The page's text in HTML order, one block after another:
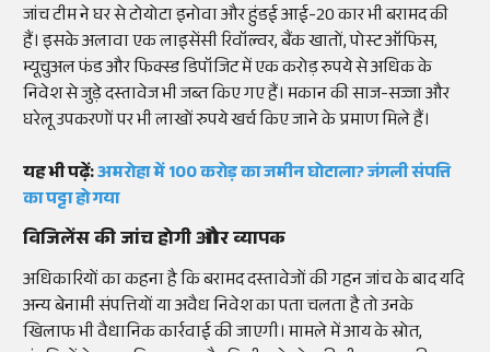
जांच टीम ने घर से टोयोटा इनोवा और हुंडई आई-20 कार भी बरामद की
हैं। इसके अलावा एक लाइसेंसी रिवॉल्वर, बैंक खातों, पोस्ट ऑफिस,
म्यूचुअल फंड और फिक्स्ड डिपॉजिट में एक करोड़ रुपये से अधिक के
निवेश से जुड़े दस्तावेज भी जब्त किए गए हैं। मकान की साज-सज्जा और
घरेलू उपकरणों पर भी लाखों रुपये खर्च किए जाने के प्रमाण मिले हैं।
यह भी पढ़ें:अमरोहा में 100 करोड़ का जमीन घोटाला? जंगली संपत्ति
का पट्टा हो गया
विजिलेंस की जांच होगी और व्यापक
अधिकारियों का कहना है कि बरामद दस्तावेजों की गहन जांच के बाद यदि
अन्य बेनामी संपत्तियों या अवैध निवेश का पता चलता है तो उनके
खिलाफ भी वैधानिक कार्रवाई की जाएगी। मामले में आय के स्रोत,